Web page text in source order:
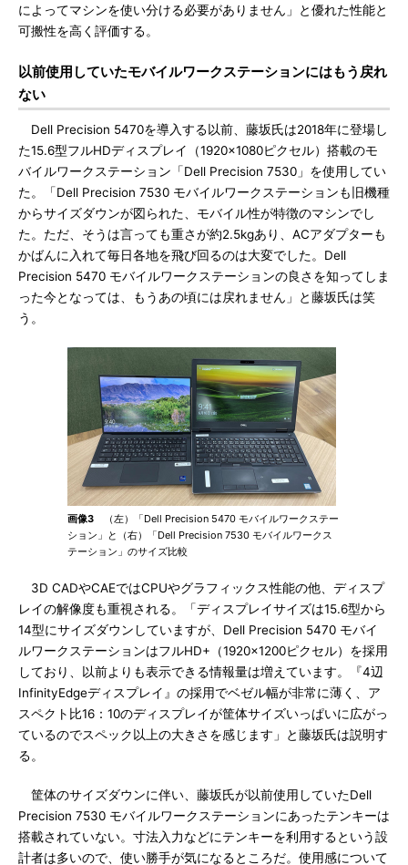
によってマシンを使い分ける必要がありません」と優れた性能と
可搬性を高く評価する。
以前使用していたモバイルワークステーションにはもう戻れ
ない
Dell Precision 5470を導入する以前、藤坂氏は2018年に登場し
た15.6型フルHDディスプレイ（1920×1080ピクセル）搭載のモ
バイルワークステーション「Dell Precision 7530」を使用してい
た。「Dell Precision 7530 モバイルワークステーションも旧機種
からサイズダウンが図られた、モバイル性が特徴のマシンでし
た。ただ、そうは言っても重さが約2.5kgあり、ACアダプターも
かばんに入れて毎日各地を飛び回るのは大変でした。Dell
Precision 5470 モバイルワークステーションの良さを知ってしま
った今となっては、もうあの頃には戻れません」と藤坂氏は笑
う。
画像3 （左）「Dell Precision 5470 モバイルワークステー
ション」と（右）「Dell Precision 7530 モバイルワークス
テーション」のサイズ比較
3D CADやCAEではCPUやグラフィックス性能の他、ディスプ
レイの解像度も重視される。「ディスプレイサイズは15.6型から
14型にサイズダウンしていますが、Dell Precision 5470 モバイ
ルワークステーションはフルHD+（1920×1200ピクセル）を採用
しており、以前よりも表示できる情報量は増えています。『4辺
InfinityEdgeディスプレイ』の採用でベゼル幅が非常に薄く、ア
スペクト比16：10のディスプレイが筐体サイズいっぱいに広がっ
ているのでスペック以上の大きさを感じます」と藤坂氏は説明す
る。
筐体のサイズダウンに伴い、藤坂氏が以前使用していたDell
Precision 7530 モバイルワークステーションにあったテンキーは
搭載されていない。寸法入力などにテンキーを利用するという設
計者は多いので、使い勝手が気になるところだ。使用感について